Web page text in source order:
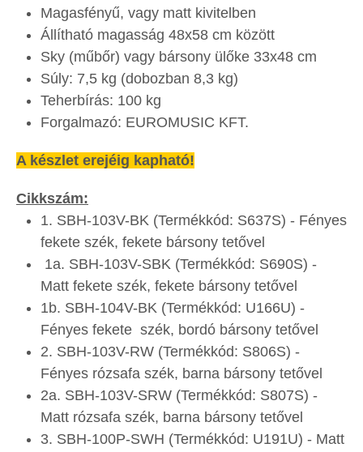
Magasfényű, vagy matt kivitelben
Állítható magasság 48x58 cm között
Sky (műbőr) vagy bársony ülőke 33x48 cm
Súly: 7,5 kg (dobozban 8,3 kg)
Teherbírás: 100 kg
Forgalmazó: EUROMUSIC KFT.
A készlet erejéig kapható!
Cikkszám:
1. SBH-103V-BK (Termékkód: S637S) - Fényes
fekete szék, fekete bársony tetővel
1a. SBH-103V-SBK (Termékkód: S690S) -
Matt fekete szék, fekete bársony tetővel
1b. SBH-104V-BK (Termékkód: U166U) -
Fényes fekete szék, bordó bársony tetővel
2. SBH-103V-RW (Termékkód: S806S) -
Fényes rózsafa szék, barna bársony tetővel
2a. SBH-103V-SRW (Termékkód: S807S) -
Matt rózsafa szék, barna bársony tetővel
3. SBH-100P-SWH (Termékkód: U191U) - Matt